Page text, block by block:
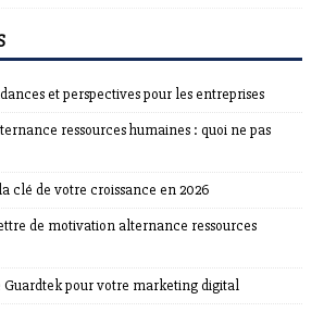
et perspectives pour les entreprises
ressources humaines : quoi ne pas
clé de votre croissance en 2026
de motivation alternance ressources
pour votre marketing digital